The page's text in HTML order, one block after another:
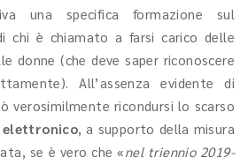
una specifica formazione sul
chi è chiamato a farsi carico delle
donne (che deve saper riconoscere
All’assenza evidente di
verosimilmente ricondursi lo scarso
, a supporto della misura
se è vero che «nel triennio 2019-